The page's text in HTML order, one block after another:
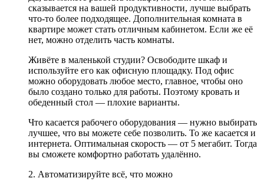
сказывается на вашей продуктивности, лучше выбрать
что-то более подходящее. Дополнительная комната в
квартире может стать отличным кабинетом. Если же её
нет, можно отделить часть комнаты.
Живёте в маленькой студии? Освободите шкаф и
используйте его как офисную площадку. Под офис
можно оборудовать любое место, главное, чтобы оно
было создано только для работы. Поэтому кровать и
обеденный стол — плохие варианты.
Что касается рабочего оборудования — нужно выбирать
лучшее, что вы можете себе позволить. То же касается и
интернета. Оптимальная скорость — от 5 мегабит. Тогда
вы сможете комфортно работать удалённо.
2. Автоматизируйте всё, что можно